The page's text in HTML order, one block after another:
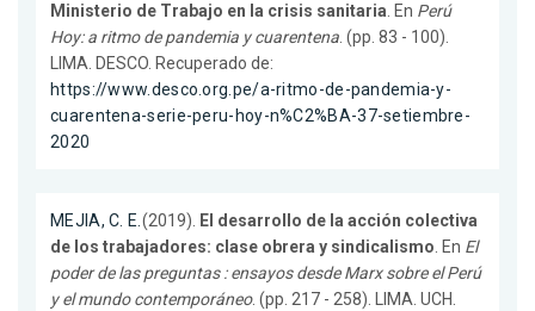
Ministerio de Trabajo en la crisis sanitaria. En Perú
Hoy: a ritmo de pandemia y cuarentena. (pp. 83 - 100).
LIMA. DESCO. Recuperado de:
https://www.desco.org.pe/a-ritmo-de-pandemia-y-
cuarentena-serie-peru-hoy-n%C2%BA-37-setiembre-
2020
MEJIA, C. E.(2019). El desarrollo de la acción colectiva
de los trabajadores: clase obrera y sindicalismo. En El
poder de las preguntas : ensayos desde Marx sobre el Perú
y el mundo contemporáneo. (pp. 217 - 258). LIMA. UCH.